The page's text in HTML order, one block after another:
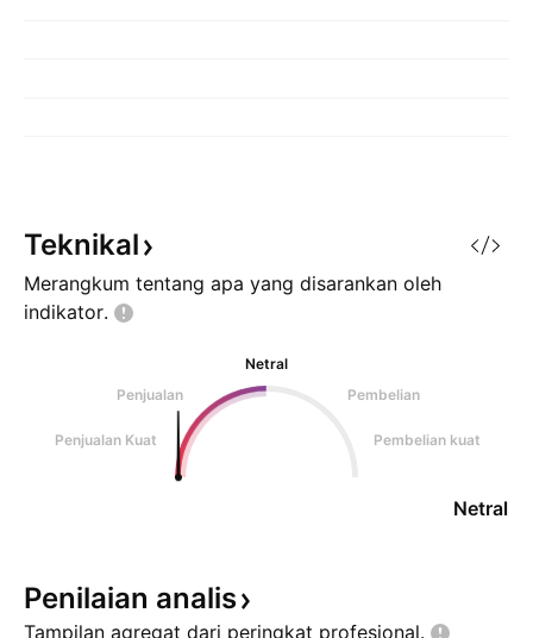
Teknikal
Merangkum tentang apa yang disarankan oleh
indikator.
Netral
Penjualan
Pembelian
Penjualan Kuat Pembelian kuat
Netral
Penilaian analis
Tampilan agregat dari peringkat profesional.